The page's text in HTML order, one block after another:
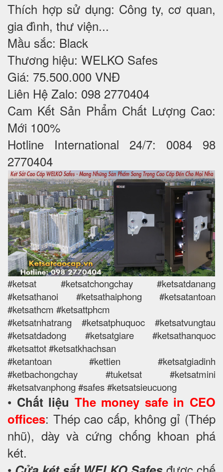
Thích hợp sử dụng: Công ty, cơ quan,
gia đình, thư viện...
Mầu sắc: Black
Thương hiệu: WELKO Safes
Giá: 75.500.000 VNĐ
Liên Hệ Zalo: 098 2770404
Cam Kết Sản Phẩm Chất Lượng Cao:
Mới 100%
Hotline International 24/7: 0084 98
2770404
#ketsat #ketsatchongchay #ketsatdanang
#ketsathanoi #ketsathaiphong #ketsatantoan
#ketsathcm #ketsattphcm
#ketsatnhatrang #ketsatphuquoc #ketsatvungtau
#ketsatdadong #ketsatgiare #ketsathanquoc
#ketsattot #ketsatkhachsan
#ketantoan #kettien #ketsatgiadinh
#ketbachongchay #tuketsat #ketsatmini
#ketsatvanphong #safes #ketsatsieucuong
• Chất liệu The money safe in CEO
offices: Thép cao cấp, không gỉ (Thép
nhũ), dày và cứng chống khoan phá
két.